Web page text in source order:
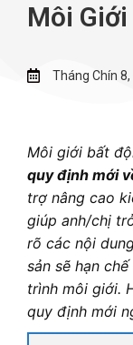
Môi
Tháng Chín 8,
Môi giới bất
quy định mới
trợ nâng cao
giúp anh/chị
rõ các nội
sản sẽ hạn
trình môi giới.
quy định mới